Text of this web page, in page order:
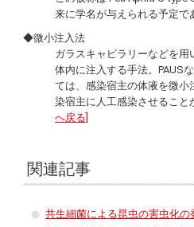
来に学名が与えられる予定で
◆微小注入法
ガラスキャピラリーなどを
体内に注入する手法。PAUS
ては、感染宿主の体液を微
染宿主に人工感染させること
へ戻る]
関連記事
共生細菌による昆虫の害虫化の